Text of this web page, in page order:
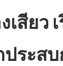
เสียว
ประส